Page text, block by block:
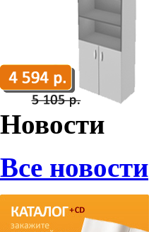
Новости
Все новости